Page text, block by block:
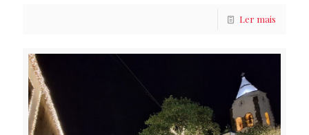
Ler mais